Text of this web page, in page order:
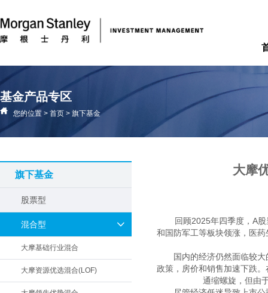
基金产品专区
您的位置 > 首页 > 旗下基金
旗下基金
股票型
混合型
大摩基础行业混合
大摩资源优选混合(LOF)
大摩
回顾2025年四季度，A
和国防军工等板块领涨，医
国内的经济仍然面临较大
政策，房价和销售加速下跌
通缩螺旋，但由